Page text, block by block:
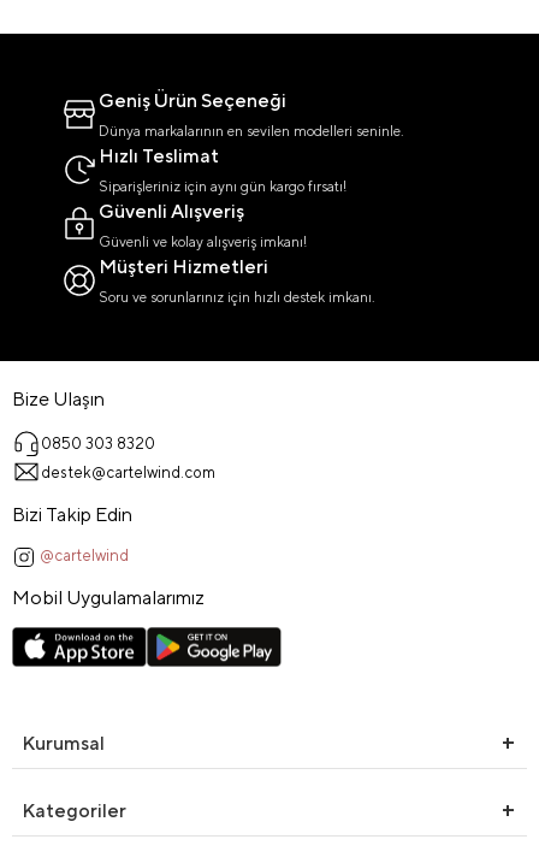
Geniş Ürün Seçeneği
Dünya markalarının en sevilen modelleri seninle.
Hızlı Teslimat
Siparişleriniz için aynı gün kargo fırsatı!
Güvenli Alışveriş
Güvenli ve kolay alışveriş imkanı!
Müşteri Hizmetleri
Soru ve sorunlarınız için hızlı destek imkanı.
Bize Ulaşın
0850 303 8320
destek@cartelwind.com
Bizi Takip Edin
@cartelwind
Mobil Uygulamalarımız
Kurumsal
Kategoriler